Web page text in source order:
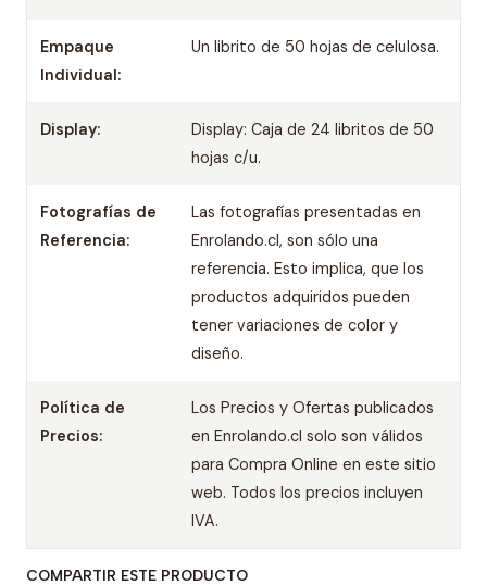
Empaque
Individual:
Un librito de 50 hojas de celulosa.
Display:
Display: Caja de 24 libritos de 50
hojas c/u.
Fotografías de
Referencia:
Las fotografías presentadas en
Enrolando.cl, son sólo una
referencia. Esto implica, que los
productos adquiridos pueden
tener variaciones de color y
diseño.
Política de
Precios:
Los Precios y Ofertas publicados
en Enrolando.cl solo son válidos
para Compra Online en este sitio
web. Todos los precios incluyen
IVA.
COMPARTIR ESTE PRODUCTO